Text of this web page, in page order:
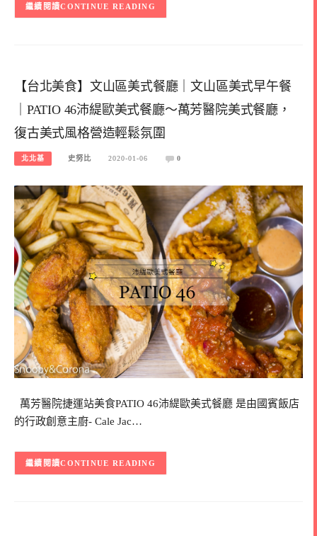
CONTINUE READING
【台北美食】文山區美式餐廳｜文山區美式早午餐
｜PATIO 46沛緹歐美式餐廳～萬芳醫院美式餐廳，
復古美式風格營造輕鬆氛圍
北北基 史努比 2020-01-06 0
萬芳醫院捷運站美食PATIO 46沛緹歐美式餐廳 是由國賓飯店
的行政創意主廚- Cale Jac…
CONTINUE READING